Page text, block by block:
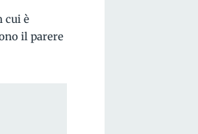
cui è
il parere